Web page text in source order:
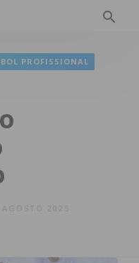
PROFISSIONAL
AGOSTO 2025